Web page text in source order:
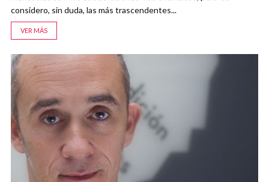
considero, sin duda, las más trascendentes...
VER MÁS